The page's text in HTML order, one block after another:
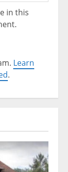
in this
Learn
.